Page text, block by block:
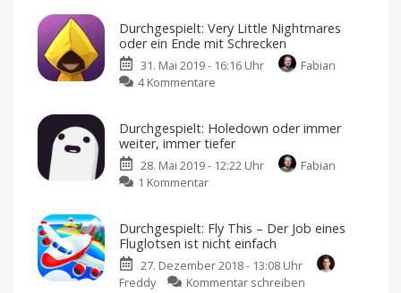
–
einfach
beeindruckende
Level
Durchgespielt: Very Little Nightmares
oder ein Ende mit Schrecken
31. Mai 2019 - 16:16 Uhr
Fabian
4 Kommentare
Little
Nightmares
oder
Schrecken
Ein
gruseliges
Durchgespielt: Holedown oder immer
weiter, immer tiefer
28. Mai 2019 - 12:22 Uhr
Fabian
1 Kommentar
oder
immer
weiter,
immer
Durchgespielt: Fly This – Der Job eines
Fluglotsen ist nicht einfach
27. Dezember 2018 - 13:08 Uhr
Freddy
Kommentar schreiben